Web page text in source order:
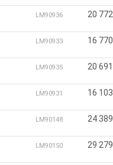
LM90936 20
LM90933 16
LM90935 20
LM90931 16
LM90148 24
LM90150 29